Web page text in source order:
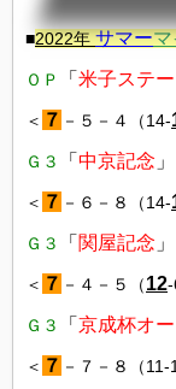
ョッキ
■2022年サマーマ
ＯＰ 「 米子ステ
＜ ７ －５－４（14-
Ｇ３ 「 中京記念 」
＜ ７ －６－８（14-
Ｇ３ 「 関屋記念 」
＜ ７ －４－５（12-
Ｇ３ 「 京成杯オ
＜ ７ －７－８（11-